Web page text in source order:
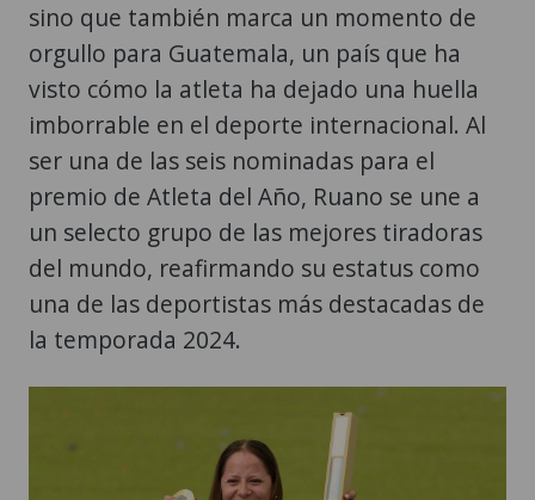
sino que también marca un momento de
orgullo para Guatemala, un país que ha
visto cómo la atleta ha dejado una huella
imborrable en el deporte internacional. Al
ser una de las seis nominadas para el
premio de Atleta del Año, Ruano se une a
un selecto grupo de las mejores tiradoras
del mundo, reafirmando su estatus como
una de las deportistas más destacadas de
la temporada 2024.